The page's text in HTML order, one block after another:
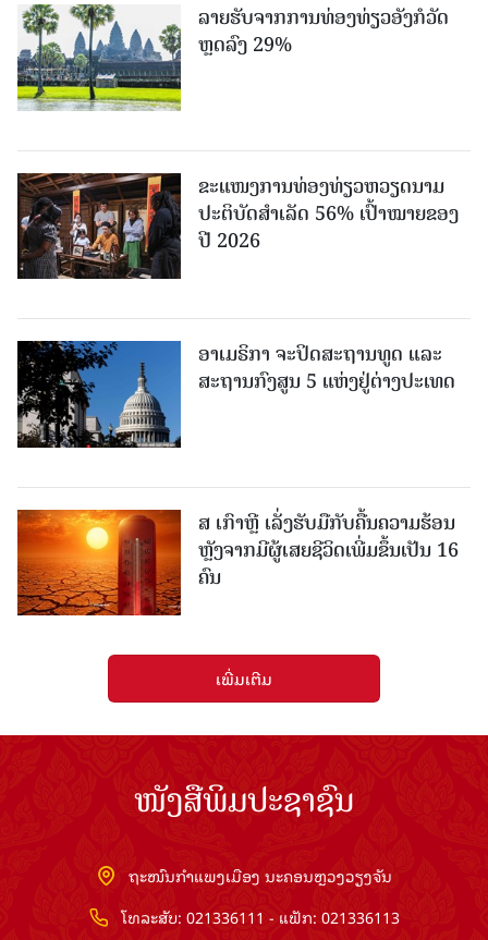
ລາຍຮັບຈາກການທ່ອງທ່ຽວອັງກໍວັດ
ຫຼດລົງ 29%
ຂະ​ແໜງ​ການ​ທ່ອງ​ທ່ຽວຫວຽດນາມ ​
ປະ​ຕິ​ບັດ​ສຳ​ເລັດ 56% ເປົ້າ​ໝາຍຂອງ
ປີ 2026
ອາເມຣິກາ ຈະປິດສະຖານທູດ ແ​ລະ
ສະຖານກົງສູນ 5 ແຫ່ງ​ຢູ່​ຕ່າງ​ປະ​ເທດ
ສ ເກົາຫຼີ ເລັ່ງຮັບມືກັບຄື້ນຄວາມຮ້ອນ
ຫຼັງຈາກມີຜູ້ເສຍຊີວິດເພີ່ມຂຶ້ນເປັນ 16
ຄົນ
ເພີ່ມເຕີມ
ໜັງສືພິມປະຊາຊົນ
ຖະໜົນກຳແພງເມືອງ ນະຄອນຫຼວງວຽງຈັນ
ໂທລະສັບ: 021336111 - ແຟັກ: 021336113